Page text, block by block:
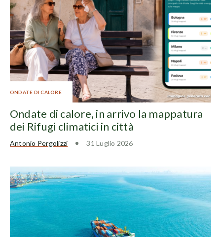
ONDATE DI CALORE
Ondate di calore, in arrivo la mappatura
dei Rifugi climatici in città
Antonio Pergolizzi 31 Luglio 2026